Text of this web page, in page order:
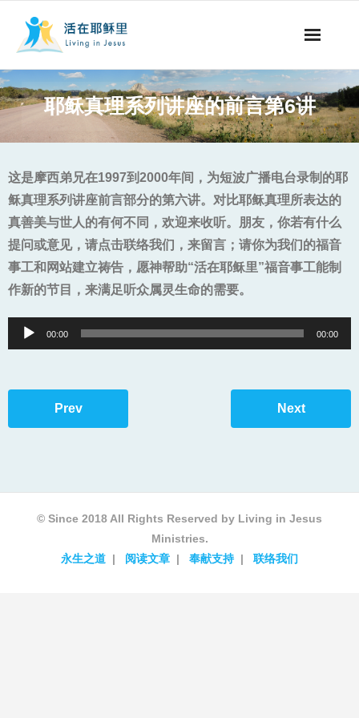
事工概要
阅读文章
永生之道
奉献支持
其他语言
耶稣真理系列讲座的前言第6讲
这是摩西弟兄在1997到2000年间，为短波广播电台录制的耶
稣真理系列讲座前言部分的第六讲。对比耶稣真理所表达的
真善美与世人的有何不同，欢迎来收听。朋友，你若有什么
提问或意见，请点击联络我们，来留言；请你为我们的福音
事工和网站建立祷告，愿神帮助“活在耶稣里”福音事工能制
作新的节目，来满足听众属灵生命的需要。
Audio
Player
00:00 00:00
Prev Next
© Since 2018 All Rights Reserved by Living in Jesus
Ministries.
永生之道
阅读文章 奉献支持 联络我们